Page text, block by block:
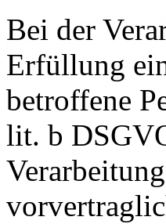
Bei der
Erfüllung
betroffene
lit. b